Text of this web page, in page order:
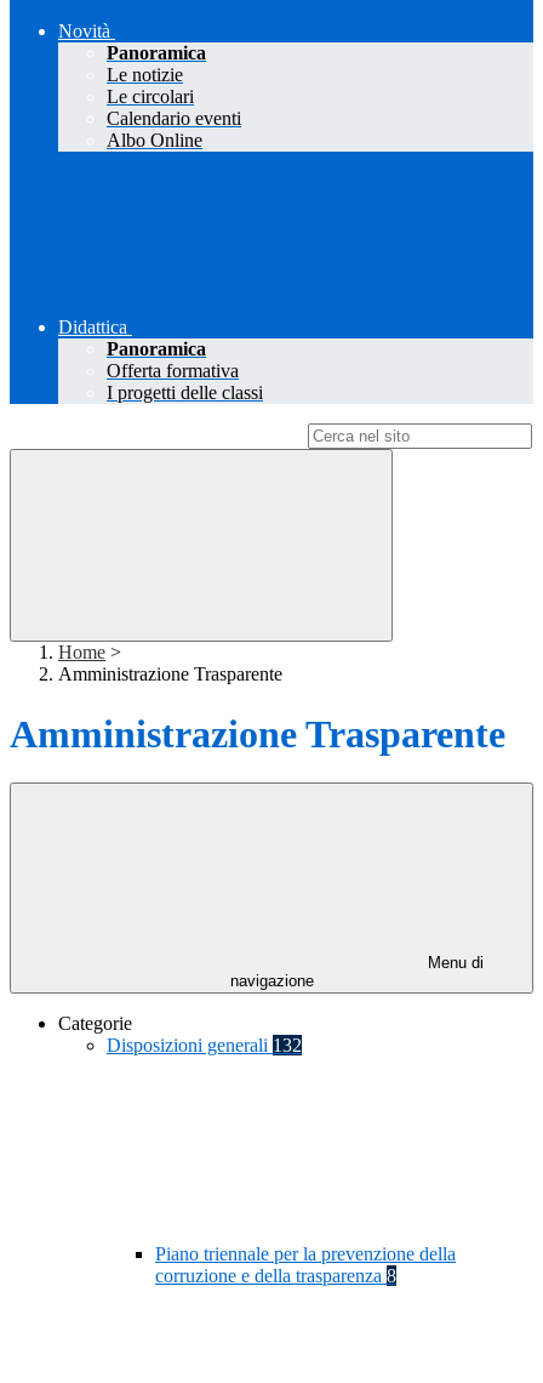
Novità
Panoramica
Le notizie
Le circolari
Calendario eventi
Albo Online
Didattica
Panoramica
Offerta formativa
I progetti delle classi
Home >
Amministrazione Trasparente
Amministrazione Trasparente
Menu di
navigazione
Categorie
Disposizioni generali 132
Piano triennale per la prevenzione della
corruzione e della trasparenza 8